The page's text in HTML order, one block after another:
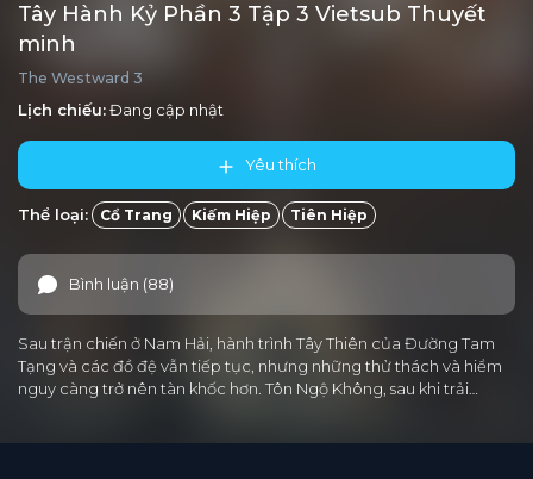
Tây Hành Kỷ Phần 3 Tập 3 Vietsub Thuyết
minh
The Westward 3
Lịch chiếu:Đang cập nhật
Yêu thích
Thể loại: Cổ Trang Kiếm Hiệp Tiên Hiệp
Bình luận (88)
Sau trận chiến ở Nam Hải, hành trình Tây Thiên của Đường Tam
Tạng và các đồ đệ vẫn tiếp tục, nhưng những thử thách và hiểm
nguy càng trở nên tàn khốc hơn. Tôn Ngộ Không, sau khi trải…